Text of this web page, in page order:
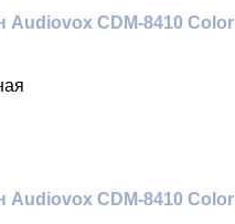
CDM-8410
CDM-8410